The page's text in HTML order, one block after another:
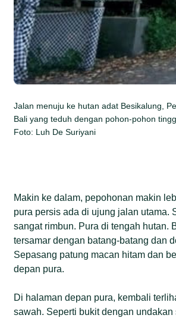
Jalan menuju ke hutan adat Besikalung,
Bali yang teduh dengan pohon-pohon
Foto: Luh De Suriyani
Makin ke dalam, pepohonan makin
pura persis ada di ujung jalan utama.
sangat rimbun. Pura di tengah hutan.
tersamar dengan batang-batang dan
Sepasang patung macan hitam dan
depan pura.
Di halaman depan pura, kembali
sawah. Seperti bukit dengan